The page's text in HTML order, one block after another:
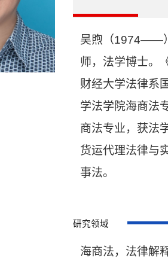
吴煦（1974——
师，法学博士。
财经大学法律系
学法学院海商法
商法专业，获法
货运代理法律与
事法。
研究领域
海商法，法律解